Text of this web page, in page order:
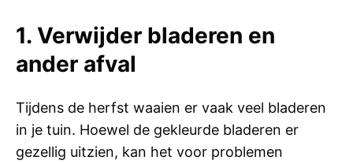
1. Verwijder bladeren en
ander afval
Tijdens de herfst waaien er vaak veel bladeren
in je tuin. Hoewel de gekleurde bladeren er
gezellig uitzien, kan het voor problemen